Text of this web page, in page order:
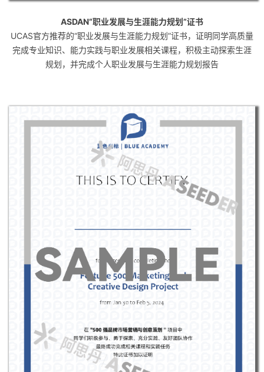
ASDAN“职业发展与生涯能力规划”证书
UCAS官方推荐的“职业发展与生涯能力规划”证书，证明同学高质量
完成专业知识、能力实践与职业发展相关课程，积极主动探索生涯
规划，并完成个人职业发展与生涯能力规划报告